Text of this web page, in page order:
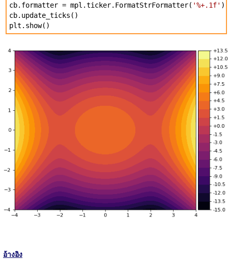
cb.formatter = mpl.ticker.FormatStrFormatter( '%+.1f' )
cb.update_ticks()
plt.show()
อ้างอิง